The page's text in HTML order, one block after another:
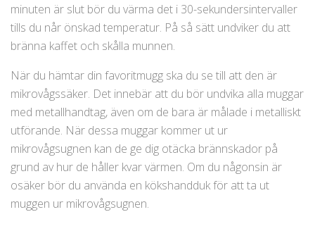
minuten är slut bör du värma det i 30-sekundersintervaller
tills du når önskad temperatur. På så sätt undviker du att
bränna kaffet och skålla munnen.
När du hämtar din favoritmugg ska du se till att den är
mikrovågssäker. Det innebär att du bör undvika alla muggar
med metallhandtag, även om de bara är målade i metalliskt
utförande. När dessa muggar kommer ut ur
mikrovågsugnen kan de ge dig otäcka brännskador på
grund av hur de håller kvar värmen. Om du någonsin är
osäker bör du använda en kökshandduk för att ta ut
muggen ur mikrovågsugnen.